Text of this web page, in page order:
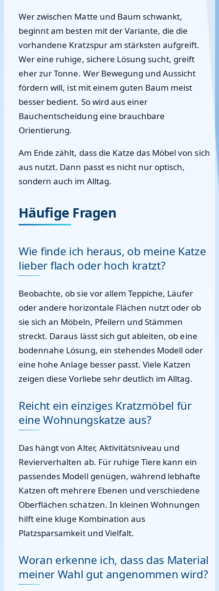
Wer zwischen Matte und Baum schwankt,
beginnt am besten mit der Variante, die die
vorhandene Kratzspur am stärksten aufgreift.
Wer eine ruhige, sichere Lösung sucht, greift
eher zur Tonne. Wer Bewegung und Aussicht
fördern will, ist mit einem guten Baum meist
besser bedient. So wird aus einer
Bauchentscheidung eine brauchbare
Orientierung.
Am Ende zählt, dass die Katze das Möbel von sich
aus nutzt. Dann passt es nicht nur optisch,
sondern auch im Alltag.
Häufige Fragen
Wie finde ich heraus, ob meine Katze
lieber flach oder hoch kratzt?
Beobachte, ob sie vor allem Teppiche, Läufer
oder andere horizontale Flächen nutzt oder ob
sie sich an Möbeln, Pfeilern und Stämmen
streckt. Daraus lässt sich gut ableiten, ob eine
bodennahe Lösung, ein stehendes Modell oder
eine hohe Anlage besser passt. Viele Katzen
zeigen diese Vorliebe sehr deutlich im Alltag.
Reicht ein einziges Kratzmöbel für
eine Wohnungskatze aus?
Das hängt von Alter, Aktivitätsniveau und
Revierverhalten ab. Für ruhige Tiere kann ein
passendes Modell genügen, während lebhafte
Katzen oft mehrere Ebenen und verschiedene
Oberflächen schätzen. In kleinen Wohnungen
hilft eine kluge Kombination aus
Platzsparsamkeit und Vielfalt.
Woran erkenne ich, dass das Material
meiner Wahl gut angenommen wird?